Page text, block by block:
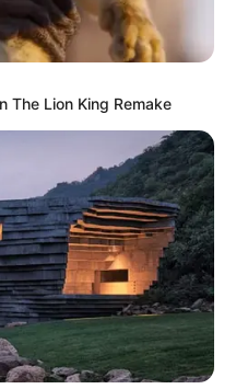
The Lion King Remake